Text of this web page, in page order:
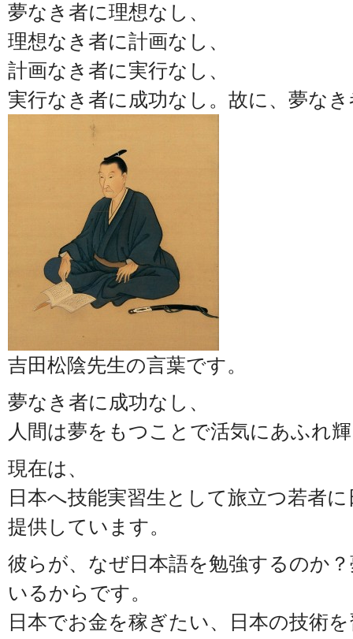
夢なき者に理想なし、
理想なき者に計画なし、
計画なき者に実行なし、
実行なき者に成功なし。故に、夢な
吉田松陰先生の言葉です。
夢なき者に成功なし、
人間は夢をもつことで活気にあふれ
現在は、
日本へ技能実習生として旅立つ若者
提供しています。
彼らが、なぜ日本語を勉強するのか
いるからです。
日本でお金を稼ぎたい、日本の技術